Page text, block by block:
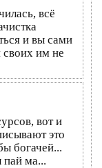
всё
и вы сами
своих им не
вот и
это
богачей...
пай ма...